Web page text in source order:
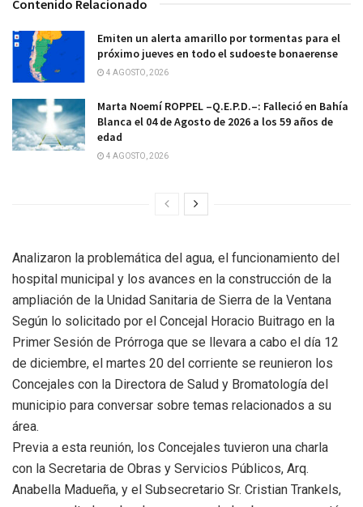
Contenido Relacionado
Emiten un alerta amarillo por tormentas para el
próximo jueves en todo el sudoeste bonaerense
4 AGOSTO, 2026
Marta Noemí ROPPEL –Q.E.P.D.–: Falleció en Bahía
Blanca el 04 de Agosto de 2026 a los 59 años de
edad
4 AGOSTO, 2026
Analizaron la problemática del agua, el funcionamiento del
hospital municipal y los avances en la construcción de la
ampliación de la Unidad Sanitaria de Sierra de la Ventana
Según lo solicitado por el Concejal Horacio Buitrago en la
Primer Sesión de Prórroga que se llevara a cabo el día 12
de diciembre, el martes 20 del corriente se reunieron los
Concejales con la Directora de Salud y Bromatología del
municipio para conversar sobre temas relacionados a su
área.
Previa a esta reunión, los Concejales tuvieron una charla
con la Secretaria de Obras y Servicios Públicos, Arq.
Anabella Madueña, y el Subsecretario Sr. Cristian Trankels,